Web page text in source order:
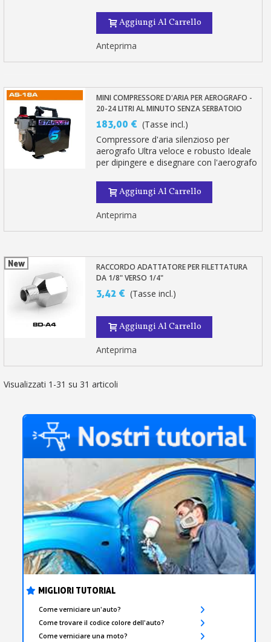
MIGLIORI TUTORIAL
Come verniciare un'auto?
Come trovare il codice colore dell'auto?
Come verniciare una moto?
Aggiungi Al Carrello
Anteprima
MINI COMPRESSORE D'ARIA PER AEROGRAFO -
20-24 LITRI AL MINUTO SENZA SERBATOIO
183,00 € (Tasse incl.)
Compressore d'aria silenzioso per
aerografo Ultra veloce e robusto Ideale
per dipingere e disegnare con l'aerografo
Aggiungi Al Carrello
Anteprima
New
RACCORDO ADATTATORE PER FILETTATURA
DA 1/8" VERSO 1/4"
3,42 € (Tasse incl.)
Aggiungi Al Carrello
Anteprima
Visualizzati 1-31 su 31 articoli